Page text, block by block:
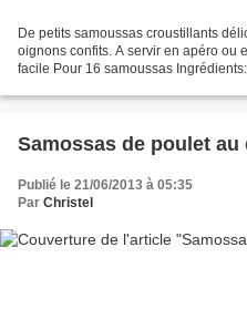
De petits samoussas croustillants
oignons confits. A servir en apéro ou
facile Pour 16 samoussas
Samossas de poulet
Publié le 21/06/2013 à 05:35
Par Christel